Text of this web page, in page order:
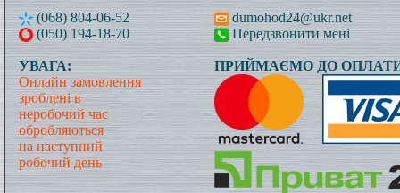
(068) 804-06-52
(050) 194-18-70
dumohod24@ukr.net
Передзвонити мені
УВАГА:
Онлайн замовлення
зроблені в
неробочий час
обробляються
на наступний
робочий день
ПРИЙМАЄМО ДО